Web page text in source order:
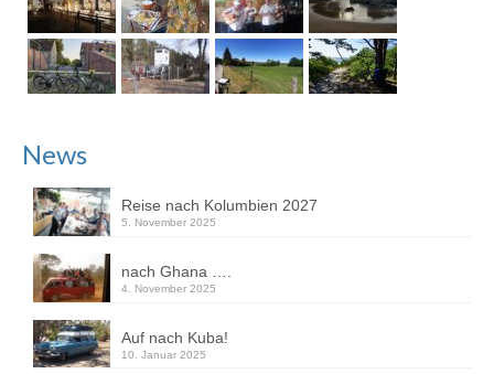
News
Reise nach Kolumbien 2027
5. November 2025
nach Ghana ….
4. November 2025
Auf nach Kuba!
10. Januar 2025